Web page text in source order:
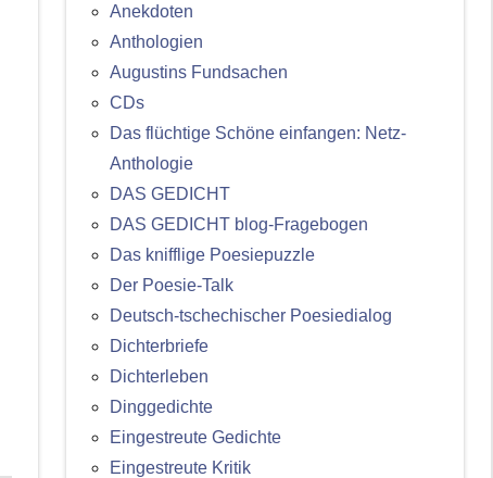
Anekdoten
Anthologien
Augustins Fundsachen
CDs
Das flüchtige Schöne einfangen: Netz-
Anthologie
DAS GEDICHT
DAS GEDICHT blog-Fragebogen
Das knifflige Poesiepuzzle
Der Poesie-Talk
Deutsch-tschechischer Poesiedialog
Dichterbriefe
Dichterleben
Dinggedichte
Eingestreute Gedichte
Eingestreute Kritik